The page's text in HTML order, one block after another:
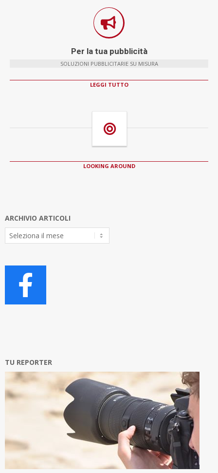
Per la tua pubblicità
SOLUZIONI PUBBLICITARIE SU MISURA
LEGGI TUTTO
LOOKING AROUND
ARCHIVIO ARTICOLI
Archivio
Articoli
TU REPORTER